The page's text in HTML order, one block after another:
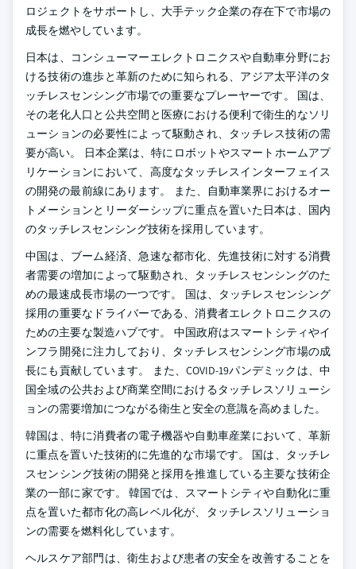
ロジェクトをサポートし、大手テック企業の存在下で市場の
成長を燃やしています。
日本は、コンシューマーエレクトロニクスや自動車分野にお
ける技術の進歩と革新のために知られる、アジア太平洋のタ
ッチレスセンシング市場での重要なプレーヤーです。 国は、
その老化人口と公共空間と医療における便利で衛生的なソリ
ューションの必要性によって駆動され、タッチレス技術の需
要が高い。 日本企業は、特にロボットやスマートホームアプ
リケーションにおいて、高度なタッチレスインターフェイス
の開発の最前線にあります。 また、自動車業界におけるオー
トメーションとリーダーシップに重点を置いた日本は、国内
のタッチレスセンシング技術を採用しています。
中国は、ブーム経済、急速な都市化、先進技術に対する消費
者需要の増加によって駆動され、タッチレスセンシングのた
めの最速成長市場の一つです。 国は、タッチレスセンシング
採用の重要なドライバーである、消費者エレクトロニクスの
ための主要な製造ハブです。 中国政府はスマートシティやイ
ンフラ開発に注力しており、タッチレスセンシング市場の成
長にも貢献しています。 また、COVID-19パンデミックは、中
国全域の公共および商業空間におけるタッチレスソリューシ
ョンの需要増加につながる衛生と安全の意識を高めました。
韓国は、特に消費者の電子機器や自動車産業において、革新
に重点を置いた技術的に先進的な市場です。 国は、タッチレ
スセンシング技術の開発と採用を推進している主要な技術企
業の一部に家です。 韓国では、スマートシティや自動化に重
点を置いた都市化の高レベル化が、タッチレスソリューショ
ンの需要を燃料化しています。
ヘルスケア部門は、衛生および患者の安全を改善することを